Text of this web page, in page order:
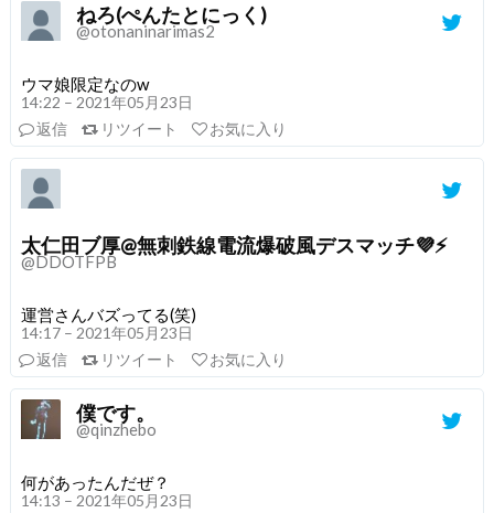
ねろ(ぺんたとにっく)
@otonaninarimas2
ウマ娘限定なのw
14:22 – 2021年05月23日
返信
リツイート お気に入り
太仁田ブ厚@無刺鉄線電流爆破風デスマッチ💜⚡
@DDOTFPB
運営さんバズってる(笑)
14:17 – 2021年05月23日
返信
リツイート お気に入り
僕です。
@qinzhebo
何があったんだぜ？
14:13 – 2021年05月23日